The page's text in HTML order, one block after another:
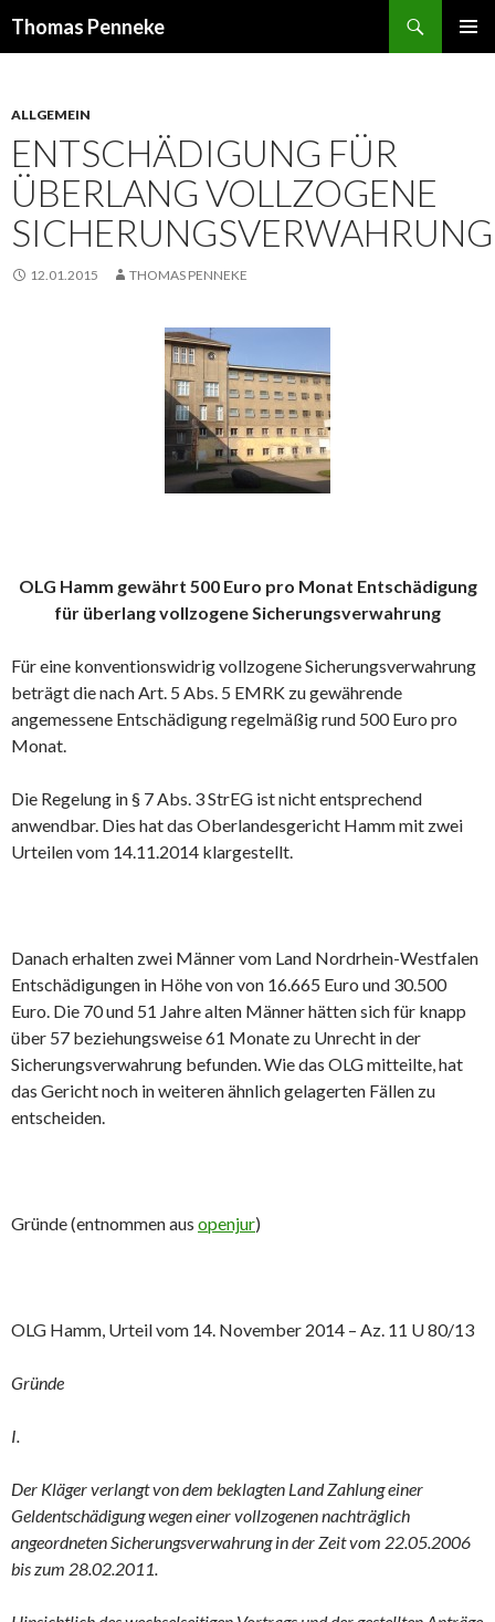
Thomas Penneke
ALLGEMEIN
ENTSCHÄDIGUNG FÜR
ÜBERLANG VOLLZOGENE
SICHERUNGSVERWAHRUNG
12.01.2015 THOMAS PENNEKE
OLG Hamm gewährt 500 Euro pro Monat Entschädigung
für überlang vollzogene Sicherungsverwahrung
Für eine konventionswidrig vollzogene Sicherungsverwahrung
beträgt die nach Art. 5 Abs. 5 EMRK zu gewährende
angemessene Entschädigung regelmäßig rund 500 Euro pro
Monat.
Die Regelung in § 7 Abs. 3 StrEG ist nicht entsprechend
anwendbar. Dies hat das Oberlandesgericht Hamm mit zwei
Urteilen vom 14.11.2014 klargestellt.
Danach erhalten zwei Männer vom Land Nordrhein-Westfalen
Entschädigungen in Höhe von von 16.665 Euro und 30.500
Euro. Die 70 und 51 Jahre alten Männer hätten sich für knapp
über 57 beziehungsweise 61 Monate zu Unrecht in der
Sicherungsverwahrung befunden. Wie das OLG mitteilte, hat
das Gericht noch in weiteren ähnlich gelagerten Fällen zu
entscheiden.
Gründe (entnommen aus openjur)
OLG Hamm, Urteil vom 14. November 2014 – Az. 11 U 80/13
Gründe
I.
Der Kläger verlangt von dem beklagten Land Zahlung einer
Geldentschädigung wegen einer vollzogenen nachträglich
angeordneten Sicherungsverwahrung in der Zeit vom 22.05.2006
bis zum 28.02.2011.